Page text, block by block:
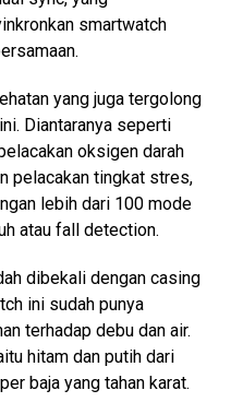
smartwatch
yang juga tergolong
Diantaranya seperti
oksigen darah
pelacakan tingkat stres,
lebih dari 100 mode
atau fall detection.
dibekali dengan casing
ini sudah punya
terhadap debu dan air.
hitam dan putih dari
baja yang tahan karat.